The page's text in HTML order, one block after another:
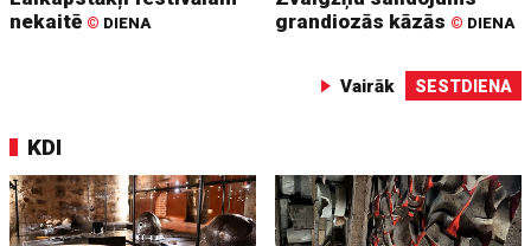
nekaitē © DIENA
grandiozās kāzās © DIENA
Vairāk SESTDIENA
KDI